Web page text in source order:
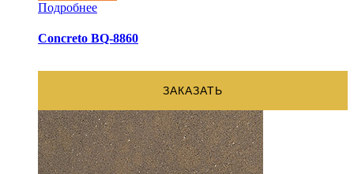
Подробнее
Concreto BQ-8860
ЗАКАЗАТЬ